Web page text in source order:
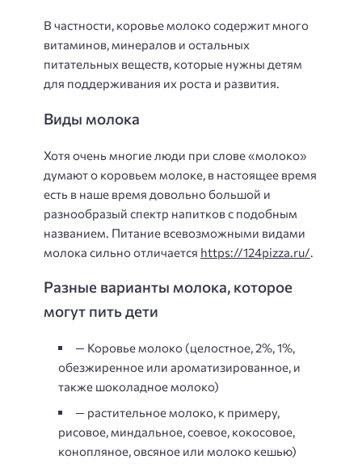
В частности, коровье молоко содержит много
витаминов, минералов и остальных
питательных веществ, которые нужны детям
для поддерживания их роста и развития.
Виды молока
Хотя очень многие люди при слове «молоко»
думают о коровьем молоке, в настоящее время
есть в наше время довольно большой и
разнообразый спектр напитков с подобным
названием. Питание всевозможными видами
молока сильно отличается https://124pizza.ru/.
Разные варианты молока, которое
могут пить дети
— Коровье молоко (целостное, 2%, 1%,
обезжиренное или ароматизированное, и
также шоколадное молоко)
— растительное молоко, к примеру,
рисовое, миндальное, соевое, кокосовое,
конопляное, овсяное или молоко кешью)